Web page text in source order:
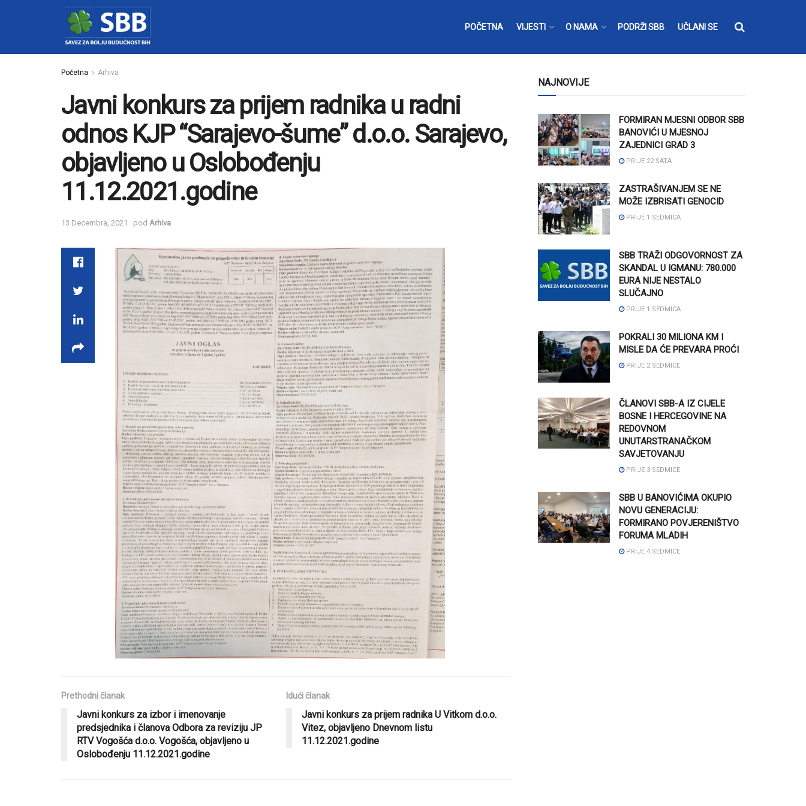
POČETNA VIJESTI O NAMA PODRŽI SBB UČLANI SE
Početna Arhiva
Javni konkurs za prijem radnika u radni
odnos KJP “Sarajevo-šume” d.o.o. Sarajevo,
objavljeno u Oslobođenju
11.12.2021.godine
13 Decembra, 2021 pod Arhiva
Prethodni članak
Javni konkurs za izbor i imenovanje
predsjednika i članova Odbora za reviziju JP
RTV Vogošća d.o.o. Vogošća, objavljeno u
Oslobođenju 11.12.2021.godine
Idući članak
Javni konkurs za prijem radnika U Vitkom d.o.o.
Vitez, objavljeno Dnevnom listu
11.12.2021.godine
NAJNOVIJE
FORMIRAN MJESNI ODBOR SBB
BANOVIĆI U MJESNOJ
ZAJEDNICI GRAD 3
PRIJE 22 SATA
ZASTRAŠIVANJEM SE NE
MOŽE IZBRISATI GENOCID
PRIJE 1 SEDMICA
SBB TRAŽI ODGOVORNOST ZA
SKANDAL U IGMANU: 780.000
EURA NIJE NESTALO
SLUČAJNO
PRIJE 1 SEDMICA
POKRALI 30 MILIONA KM I
MISLE DA ĆE PREVARA PROĆI
PRIJE 2 SEDMICE
ČLANOVI SBB-A IZ CIJELE
BOSNE I HERCEGOVINE NA
REDOVNOM
UNUTARSTRANAČKOM
SAVJETOVANJU
PRIJE 3 SEDMICE
SBB U BANOVIĆIMA OKUPIO
NOVU GENERACIJU:
FORMIRANO POVJERENIŠTVO
FORUMA MLADIH
PRIJE 4 SEDMICE